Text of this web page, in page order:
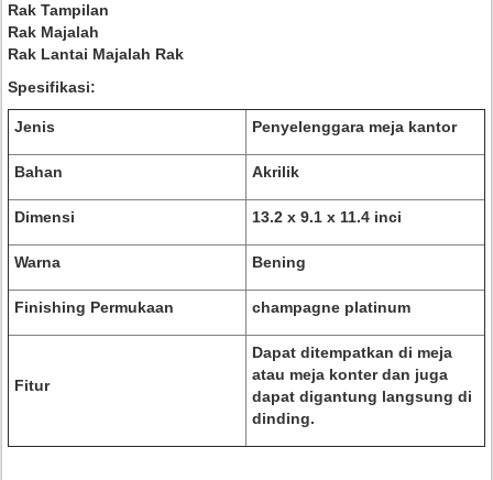
Rak Tampilan
Rak Majalah
Rak Lantai Majalah Rak
Spesifikasi:
Jenis Penyelenggara meja kantor
Bahan Akrilik
Dimensi 13.2 x 9.1 x 11.4 inci
Warna Bening
Finishing Permukaan champagne platinum
Fitur
Dapat ditempatkan di meja
atau meja konter dan juga
dapat digantung langsung di
dinding.